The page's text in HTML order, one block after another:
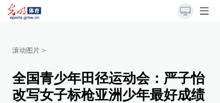
滚动图片 >
全国青少年田径运动会：严子怡
改写女子标枪亚洲少年最好成绩